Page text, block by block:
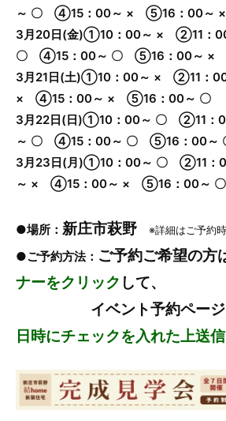
～ 〇 ④15：00～ × ⑤16：00～
3月20日(金)①10：00～ × ②11：
〇 ④15：00～ 〇 ⑤16：00～ ×
3月21日(土)①10：00～ × ②11：
× ④15：00～ × ⑤16：00～ 〇
3月22日(日)①10：00～ 〇 ②11
～ 〇 ④15：00～ 〇 ⑤16：00～
3月23日(月)①10：00～ 〇 ②11
～ × ④15：00～ × ⑤16：00～
●場所： 新庄市萩野 ※詳細はご予約
●ご予約方法： ご予約ご希望の方
ナーをクリック して、
イベント予約ページ
日時にチェックを入れた上送信